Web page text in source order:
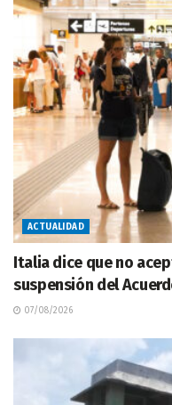
ACTUALIDAD
Italia dice que no
suspensión del
07/08/2026